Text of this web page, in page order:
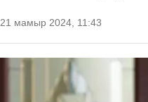
21 мамыр 2024, 11:43